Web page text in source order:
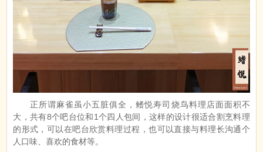
正所谓麻雀虽小五脏俱全，鳍悦寿司烧鸟料理店面面积不
大，共有8个吧台位和1个四人包间，这样的设计很适合割烹料理
的形式，可以在吧台欣赏料理过程，也可以直接与料理长沟通个
人口味、喜欢的食材等。